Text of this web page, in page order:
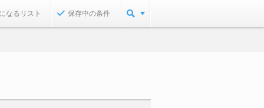
なるリスト 保存中の条件